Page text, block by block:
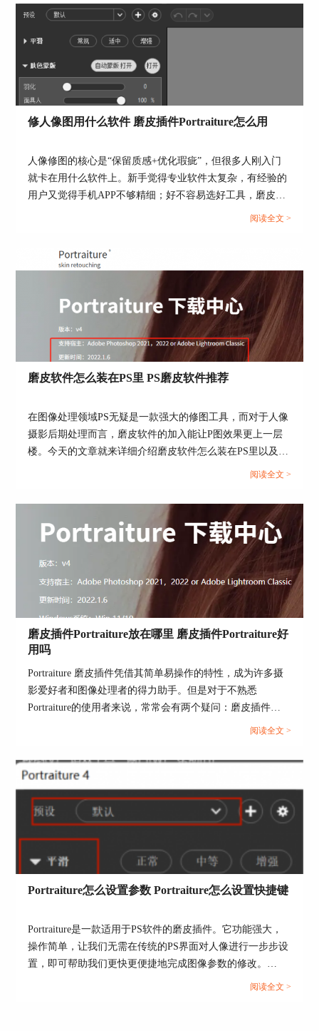
如下图所示，我们调节了人脸的“平滑”效果。可以
看到，插件在弱化人物面部斑点和细小皱纹的同
时，还可以保留皮肤的质感。
4、一键磨皮，预设效果丰富
Portraiture插件包含多种的“通用预设”，直接点击，
就可以对人物面部进行优化处理，十分适用于非专
业人士进行操作。
1、使用吸管工具，添加肤色蒙版
肤色蒙版中的吸管工具，可以吸取人物面部的颜色
并自动识别相似的色彩，从而生成蒙版。这样在处
修人像图用什么软件 磨皮插件Portraiture怎么用
人像修图的核心是“保留质感+优化瑕疵”，但很多人刚入门
就卡在用什么软件上。新手觉得专业软件太复杂，有经验的
用户又觉得手机APP不够精细；好不容易选好工具，磨皮时
又容易修成假脸”。其实选对修图软件要看需求，下面就来
阅读全文 >
磨皮软件怎么装在PS里 PS磨皮软件推荐
在图像处理领域PS无疑是一款强大的修图工具，而对于人像
摄影后期处理而言，磨皮软件的加入能让P图效果更上一层
楼。今天的文章就来详细介绍磨皮软件怎么装在PS里以及PS
阅读全文 >
磨皮插件Portraiture放在哪里 磨皮插件Portraiture好
用吗
Portraiture 磨皮插件凭借其简单易操作的特性，成为许多摄
影爱好者和图像处理者的得力助手。但是对于不熟悉
Portraiture的使用者来说，常常会有两个疑问：磨皮插件
Portraiture放在哪里？磨皮插件Portraiture好用吗？接下来，
阅读全文 >
Portraiture怎么设置参数 Portraiture怎么设置快捷键
Portraiture是一款适用于PS软件的磨皮插件。它功能强大，
操作简单，让我们无需在传统的PS界面对人像进行一步步设
置，即可帮助我们更快更便捷地完成图像参数的修改。
Portraiture具有人物形象自动识别、快速批量处理图片、图片
阅读全文 >